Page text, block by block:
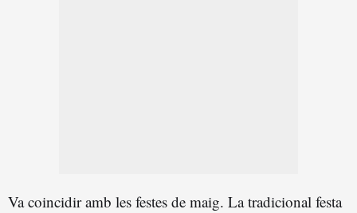
Va coincidir amb les festes de maig. La tradicional festa